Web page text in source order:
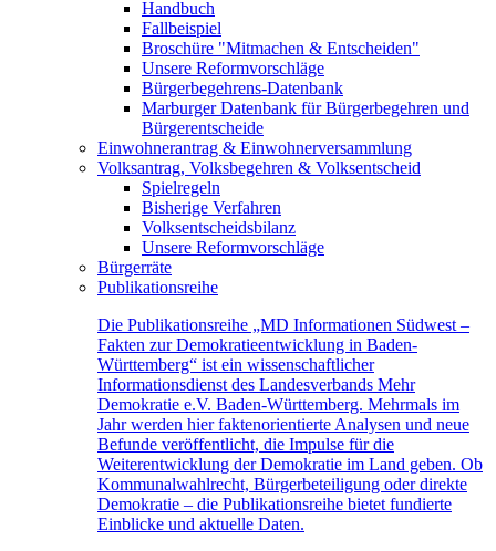
Handbuch
Fallbeispiel
Broschüre "Mitmachen & Entscheiden"
Unsere Reformvorschläge
Bürgerbegehrens-Datenbank
Marburger Datenbank für Bürgerbegehren und
Bürgerentscheide
Einwohnerantrag & Einwohnerversammlung
Volksantrag, Volksbegehren & Volksentscheid
Spielregeln
Bisherige Verfahren
Volksentscheidsbilanz
Unsere Reformvorschläge
Bürgerräte
Publikationsreihe
Die Publikationsreihe „MD Informationen Südwest –
Fakten zur Demokratieentwicklung in Baden-
Württemberg“ ist ein wissenschaftlicher
Informationsdienst des Landesverbands Mehr
Demokratie e.V. Baden-Württemberg. Mehrmals im
Jahr werden hier faktenorientierte Analysen und neue
Befunde veröffentlicht, die Impulse für die
Weiterentwicklung der Demokratie im Land geben. Ob
Kommunalwahlrecht, Bürgerbeteiligung oder direkte
Demokratie – die Publikationsreihe bietet fundierte
Einblicke und aktuelle Daten.